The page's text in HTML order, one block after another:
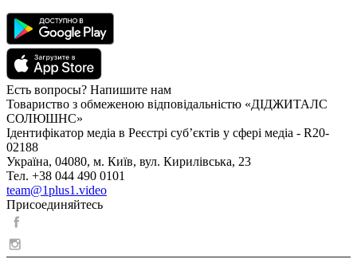
Есть вопросы? Напишите нам
Товариство з обмеженою відповідальністю «ДІДЖИТАЛС
СОЛЮШНС»
Ідентифікатор медіа в Реєстрі суб’єктів у сфері медіа - R20-
02188
Україна, 04080, м. Київ, вул. Кирилівська, 23
Тел. +38 044 490 0101
team@1plus1.video
Присоединяйтесь